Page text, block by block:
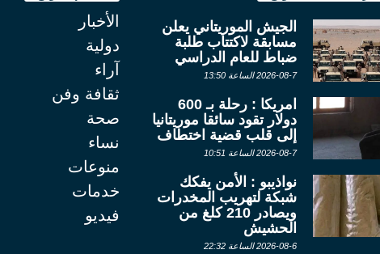
الجيش الموريتاني يعلن
مسابقة لاكتتاب طلبة
ضباط للعام الدراسي
2026-08-7 الساعة 13:50
امريكا : رحلة بـ 600
دولار تقود سائقا موريتانيا
إلى قلب قضية اختطاف
2026-08-7 الساعة 10:51
نواذيبو : الأمن يفكك
شبكة لتهريب المخدرات
ويصادر 210 كلغ من
الحشيش
2026-08-6 الساعة 22:32
الأخبار
دولية
آراء
ثقافة وفن
صحة
نساء
منوعات
خدمات
فيديو